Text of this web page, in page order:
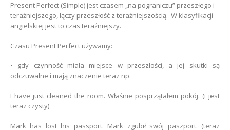
Present Perfect (Simple) jest czasem „na pograniczu” przeszłego i
teraźniejszego, łączy przeszłość z teraźniejszością. W klasyfikacji
angielskiej jest to czas teraźniejszy.
Czasu Present Perfect używamy:
• gdy czynność miała miejsce w przeszłości, a jej skutki są
odczuwalne i mają znaczenie teraz np.
I have just cleaned the room. Właśnie posprzątałem pokój. (i jest
teraz czysty)
Mark has lost his passport. Mark zgubił swój paszport. (teraz